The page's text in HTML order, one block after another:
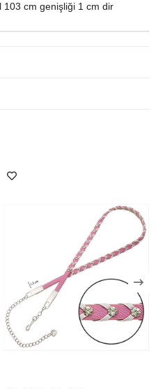
103 cm genişliği 1 cm dir